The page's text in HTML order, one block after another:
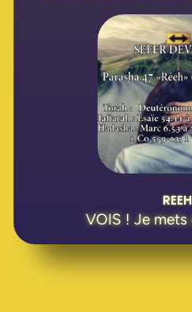
REEH
VOIS ! Je mets